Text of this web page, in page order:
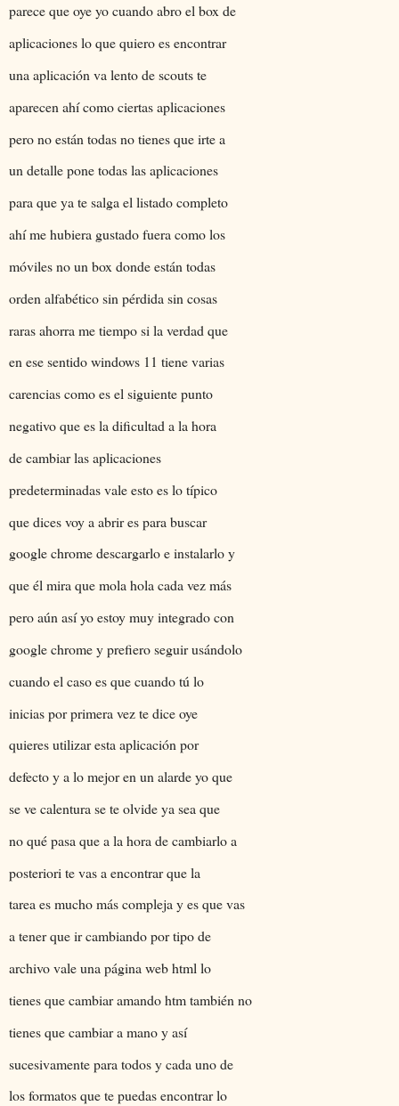
parece que oye yo cuando abro el box de
aplicaciones lo que quiero es encontrar
una aplicación va lento de scouts te
aparecen ahí como ciertas aplicaciones
pero no están todas no tienes que irte a
un detalle pone todas las aplicaciones
para que ya te salga el listado completo
ahí me hubiera gustado fuera como los
móviles no un box donde están todas
orden alfabético sin pérdida sin cosas
raras ahorra me tiempo si la verdad que
en ese sentido windows 11 tiene varias
carencias como es el siguiente punto
negativo que es la dificultad a la hora
de cambiar las aplicaciones
predeterminadas vale esto es lo típico
que dices voy a abrir es para buscar
google chrome descargarlo e instalarlo y
que él mira que mola hola cada vez más
pero aún así yo estoy muy integrado con
google chrome y prefiero seguir usándolo
cuando el caso es que cuando tú lo
inicias por primera vez te dice oye
quieres utilizar esta aplicación por
defecto y a lo mejor en un alarde yo que
se ve calentura se te olvide ya sea que
no qué pasa que a la hora de cambiarlo a
posteriori te vas a encontrar que la
tarea es mucho más compleja y es que vas
a tener que ir cambiando por tipo de
archivo vale una página web html lo
tienes que cambiar amando htm también no
tienes que cambiar a mano y así
sucesivamente para todos y cada uno de
los formatos que te puedas encontrar lo